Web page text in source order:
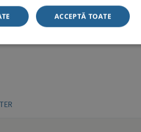
ACCEPTĂ TOATE